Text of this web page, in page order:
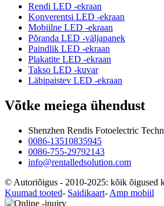
Rendi LED -ekraan
Konverentsi LED -ekraan
Mobiilne LED -ekraan
Põranda LED -väljapanek
Paindlik LED -ekraan
Plakatite LED -ekraan
Takso LED -kuvar
Läbipaistev LED -ekraan
Võtke meiega ühendust
Shenzhen Rendis Fotoelectric
0086-13510835945
0086-755-29792143
info@rentalledsolution.com
© Autoriõigus - 2010-2025: kõik õigused
Kuumad tooted- Saidikaart- Amp mobiil